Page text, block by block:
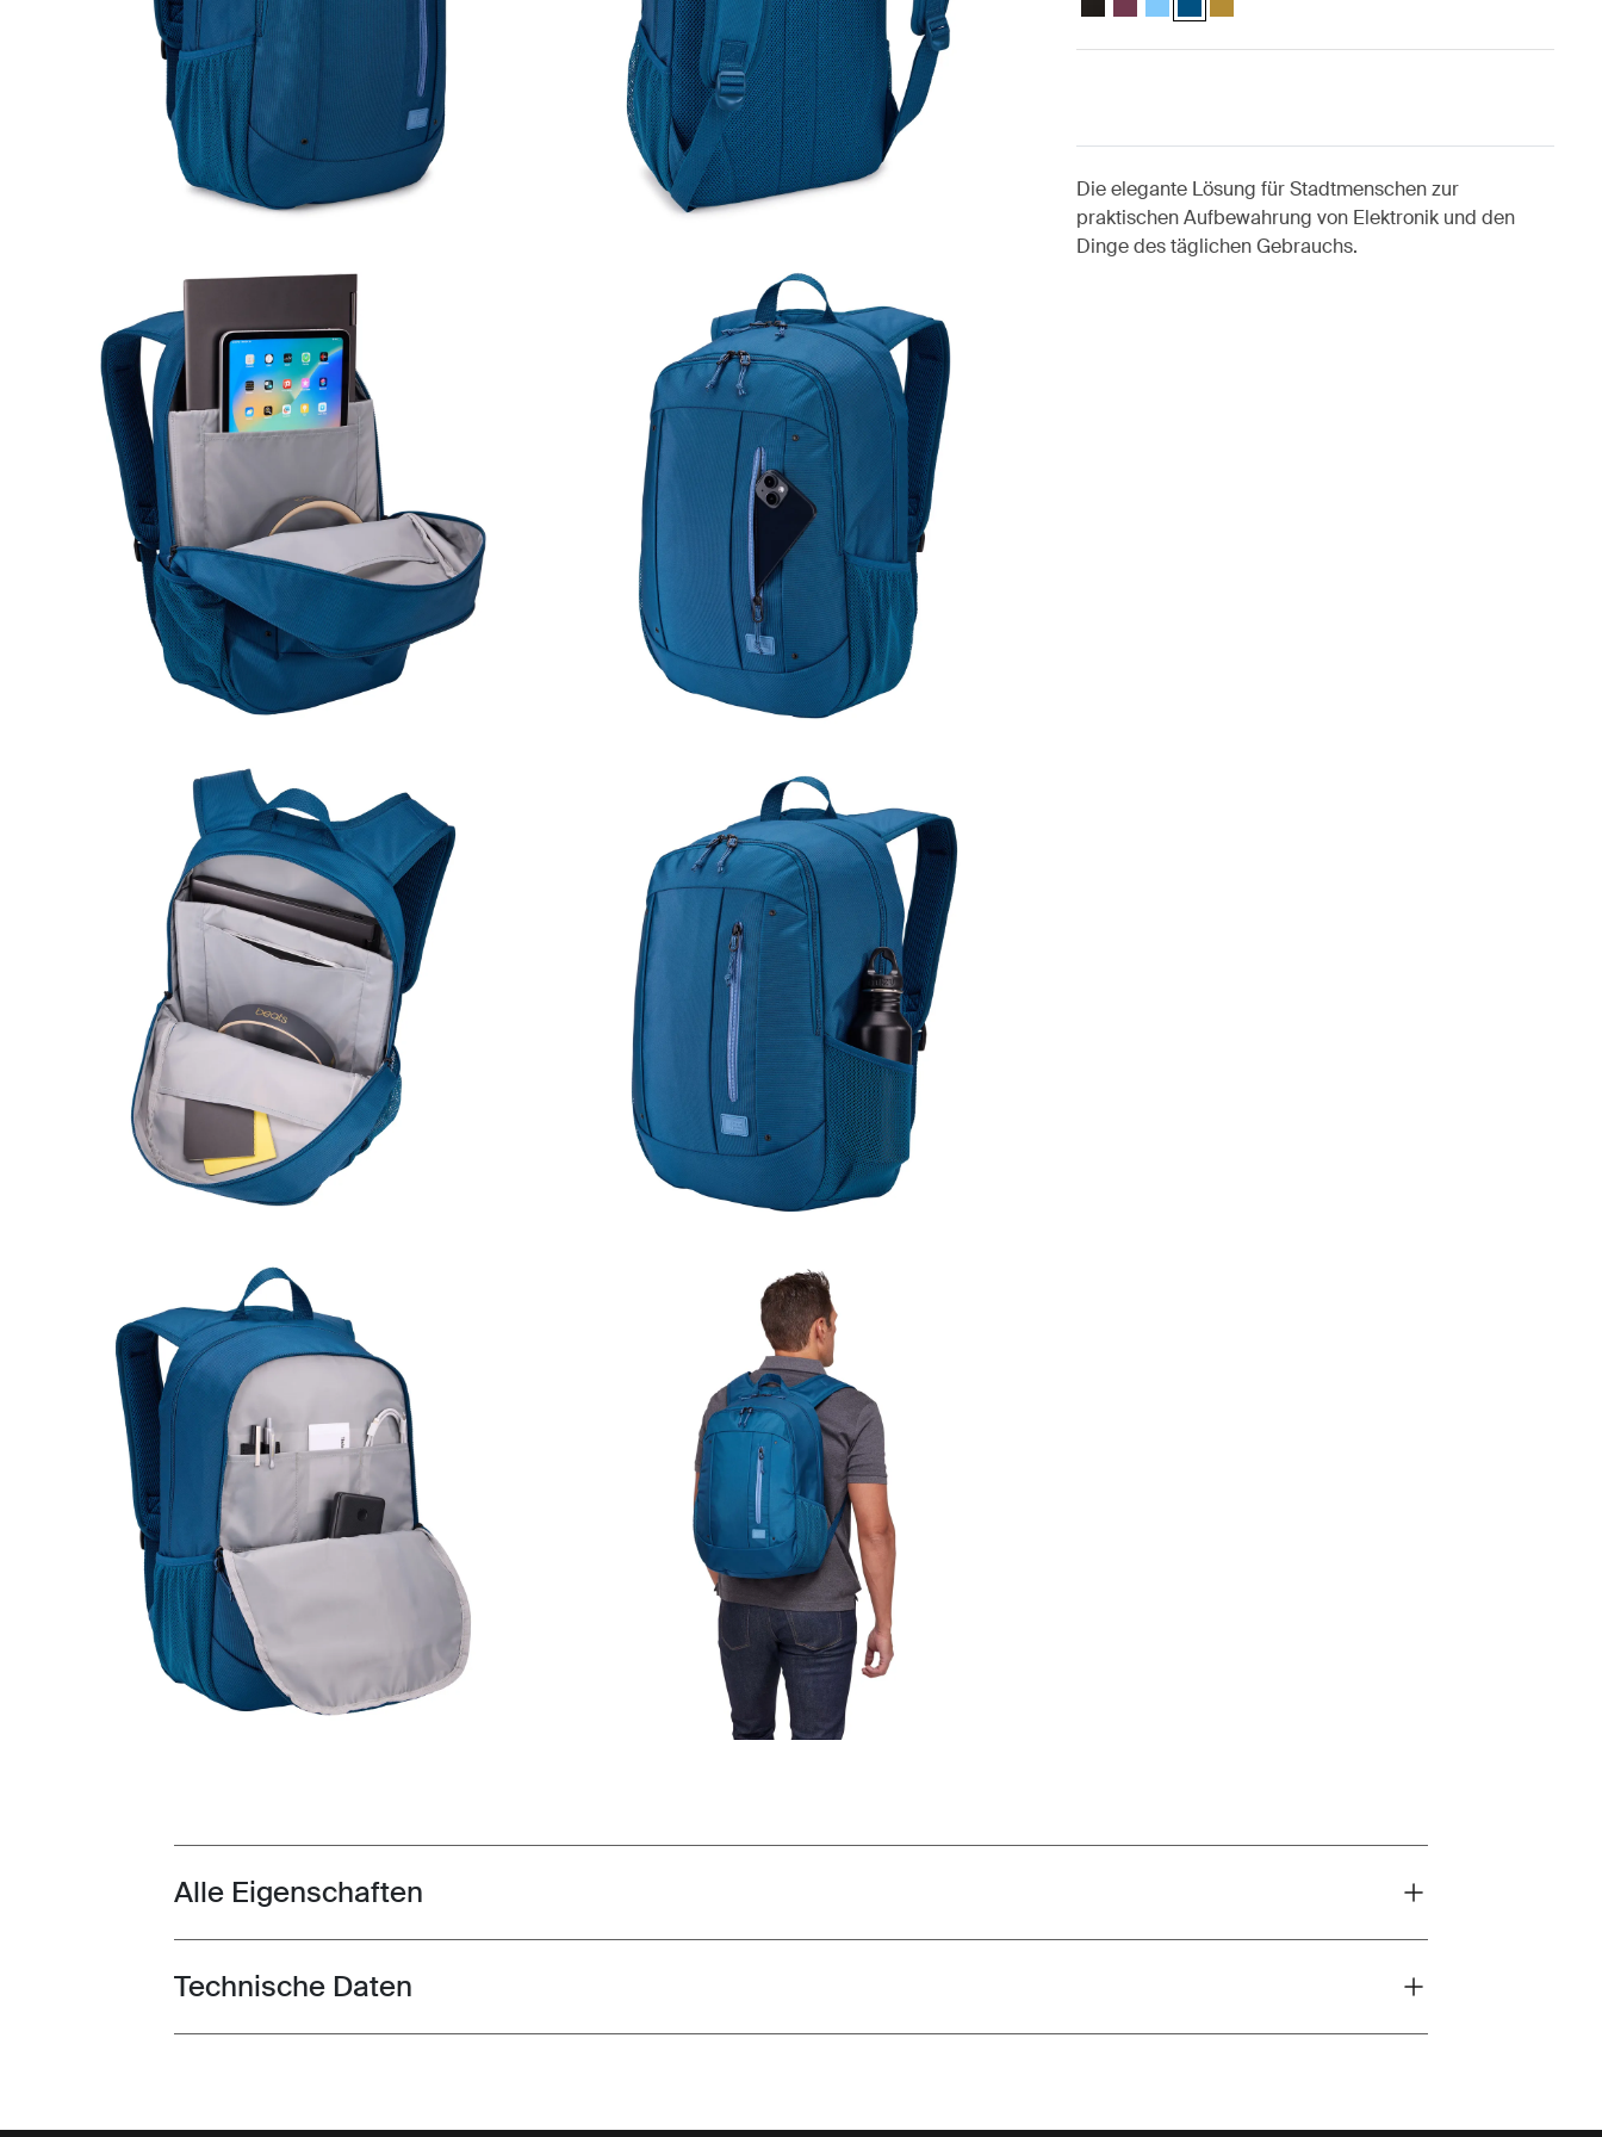
Die elegante Lösung für Stadtmenschen zur
praktischen Aufbewahrung von Elektronik und den
Dinge des täglichen Gebrauchs.
Toggle features
Alle Eigenschaften
Toggle techspec
Technische Daten